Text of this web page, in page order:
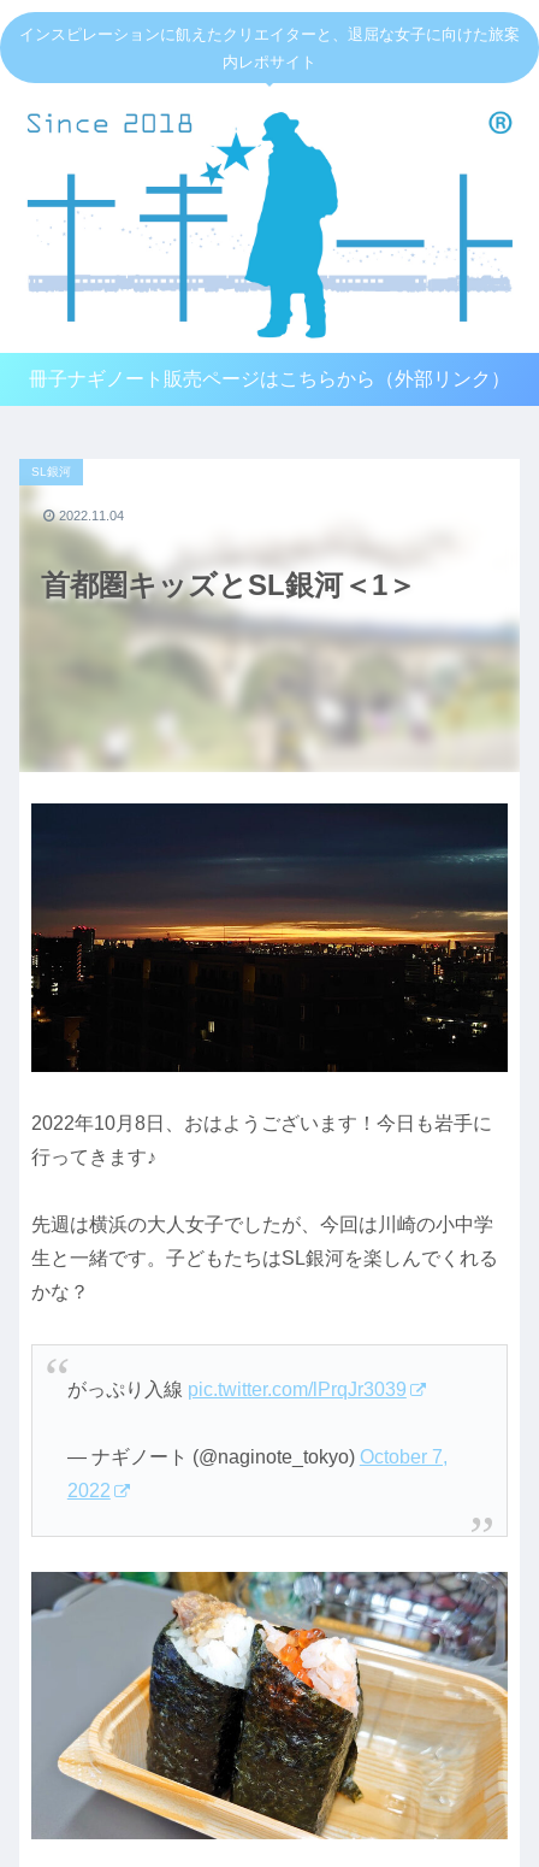
インスピレーションに飢えたクリエイターと、退屈な女子に向けた旅案
内レポサイト
冊子ナギノート販売ページはこちらから（外部リンク）
首都圏キッズとSL銀河＜1＞
SL銀河
2022.11.04
2022年10月8日、おはようございます！今日も岩手に
行ってきます♪
先週は横浜の大人女子でしたが、今回は川崎の小中学
生と一緒です。子どもたちはSL銀河を楽しんでくれる
かな？
がっぷり入線 pic.twitter.com/lPrqJr3039
— ナギノート (@naginote_tokyo) October 7,
2022